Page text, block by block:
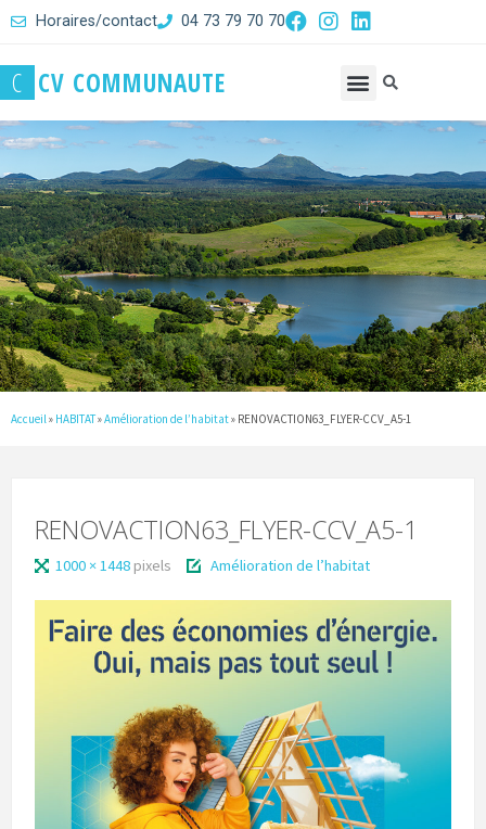
Horaires/contact 04 73 79 70 70
C CV COMMUNAUTE
Accueil » HABITAT»Amélioration de l’habitat» RENOVACTION63_FLYER-CCV_A5-1
RENOVACTION63_FLYER-CCV_A5-1
1000 × 1448 pixels Amélioration de l’habitat